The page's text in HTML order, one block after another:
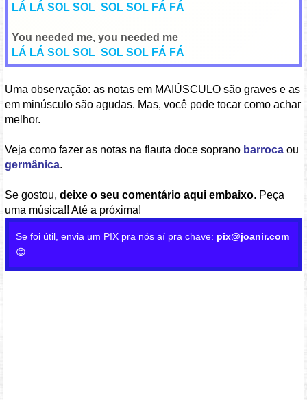
LÁ LÁ SOL SOL SOL SOL FÁ FÁ
You needed me, you needed me
LÁ LÁ SOL SOL SOL SOL FÁ FÁ
Uma observação: as notas em MAIÚSCULO são graves e as
em minúsculo são agudas. Mas, você pode tocar como achar
melhor.
Veja como fazer as notas na flauta doce soprano barroca ou
germânica.
Se gostou, deixe o seu comentário aqui embaixo. Peça
uma música!! Até a próxima!
Se foi útil, envia um PIX pra nós aí pra chave: pix@joanir.com
😊